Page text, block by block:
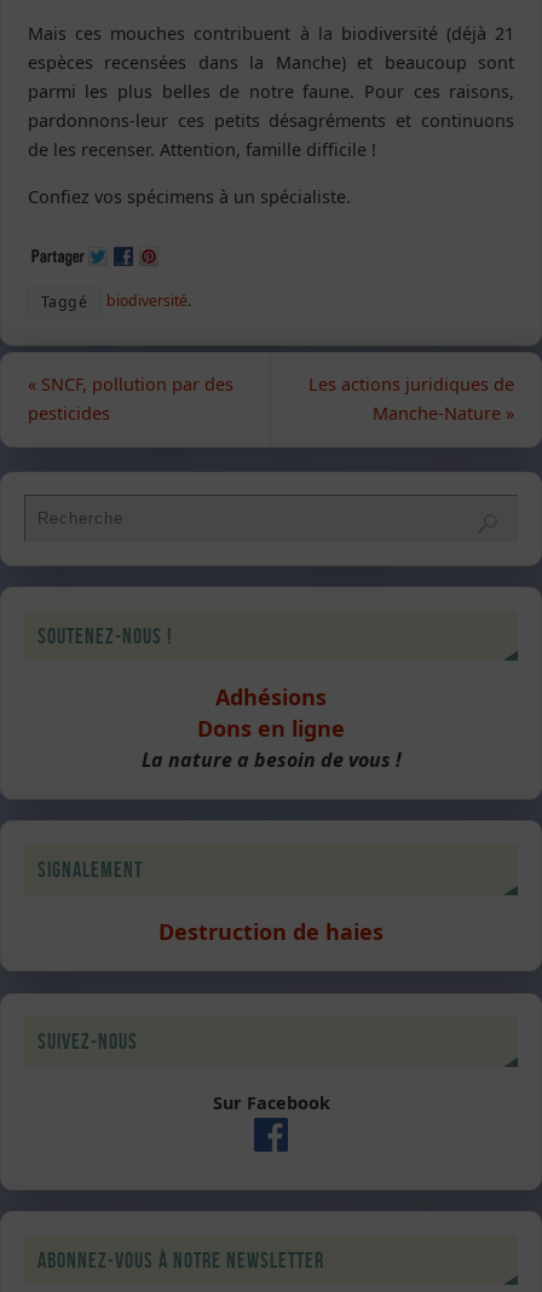
Mais ces mouches contribuent à la biodiversité (déjà 21
espèces recensées dans la Manche) et beaucoup sont
parmi les plus belles de notre faune. Pour ces raisons,
pardonnons-leur ces petits désagréments et continuons
de les recenser. Attention, famille difficile !
Confiez vos spécimens à un spécialiste.
Taggé biodiversité.
«SNCF, pollution par des
pesticides
Les actions juridiques de
Manche-Nature »
Soutenez-nous !
Adhésions
Dons en ligne
La nature a besoin de vous !
Signalement
Destruction de haies
Suivez-nous
Sur Facebook
Abonnez-vous à notre newsletter